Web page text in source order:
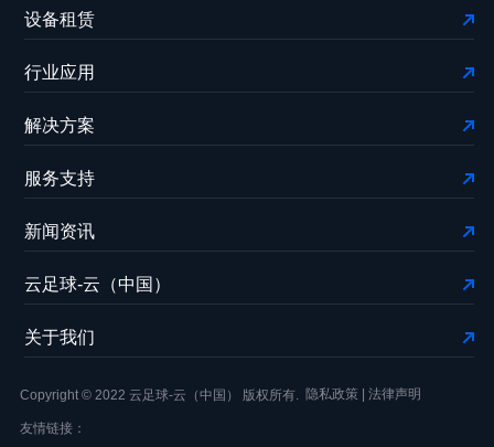
设备租赁
行业应用
解决方案
服务支持
新闻资讯
云足球-云（中国）
关于我们
Copyright © 2022 云足球-云（中国） 版权所有. 隐私政策| 法律声明
友情链接：